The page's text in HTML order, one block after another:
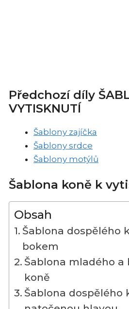
Předchozí díly
VYTISKNUTÍ
Šablony zajíčka
Šablony srdce
Šablony motýlů
Šablona koně k
Obsah
Šablona dospělého
bokem
Šablona mladého a
koně
Šablona dospělého